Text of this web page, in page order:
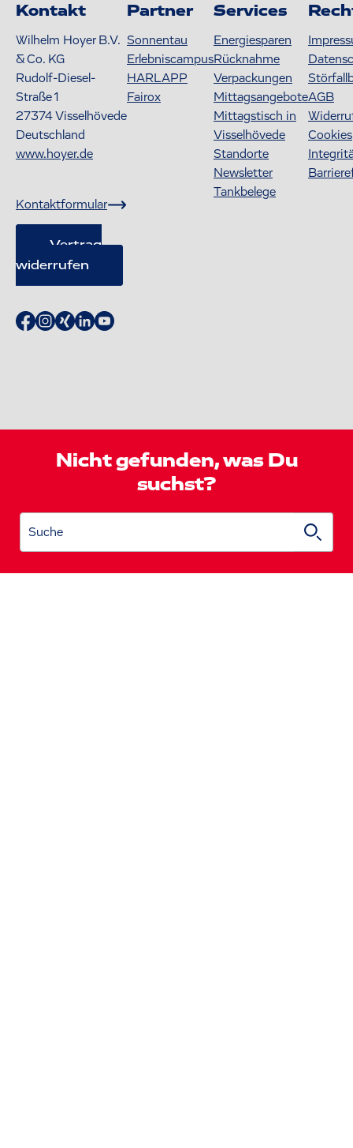
Kontakt
Wilhelm Hoyer B.V.
& Co. KG
Rudolf-Diesel-
Straße 1
27374Visselhövede
Deutschland
www.hoyer.de
Kontaktformular
Vertrag
widerrufen
Partner
Sonnentau
Erlebniscampus
HARLAPP
Fairox
Services
Energiesparen
Rücknahme
Verpackungen
Mittagsangebote
Mittagstisch in
Visselhövede
Standorte
Newsletter
Tankbelege
AGB
Cookies
Nicht gefunden, was Du
suchst?
Suche